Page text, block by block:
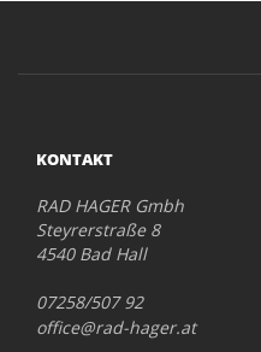
KONTAKT
RAD HAGER Gmbh
Steyrerstraße 8
4540 Bad Hall
07258/507 92
office@rad-hager.at